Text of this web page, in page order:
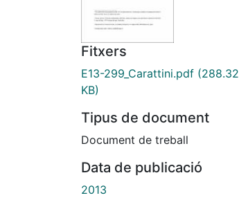
Fitxers
E13-299_Carattini.pdf (288.32
KB)
Tipus de document
Document de treball
Data de publicació
2013